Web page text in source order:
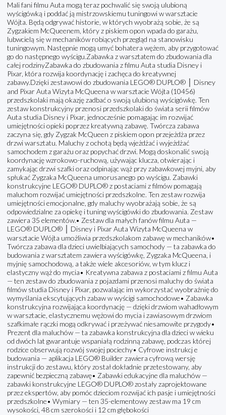
Mali fani filmu Auta mogą teraz pochwalić się swoją ulubioną
wyścigówką i poddać ją mistrzowskiemu tuningowi w warsztacie
Wójta. Będą odgrywać historie, w których wyobrażą sobie, że są
Zygzakiem McQueenem, który z piskiem opon wpada do garażu,
lubwcielą się w mechaników robiących przegląd na stanowisku
tuningowym. Następnie mogą umyć bohatera wężem, aby przygotować
go do następnego wyścigu.Zabawka z warsztatem do zbudowania dla
całej rodzinyZabawka do zbudowania z filmu Auta studia Disney i
Pixar, która rozwija koordynację i zachęca do kreatywnej
zabawy.Dzięki zestawowi do zbudowania LEGO® DUPLO® │ Disney
and Pixar Auta Wizyta McQueena w warsztacie Wójta (10456)
przedszkolaki mają okazję zadbać o swoją ulubioną wyścigówkę. Ten
zestaw konstrukcyjny przenosi przedszkolaki do świata serii filmów
Auta studia Disney i Pixar, jednocześnie pomagając im rozwijać
umiejętności opieki poprzez kreatywną zabawę. Twórcza zabawa
zaczyna się, gdy Zygzak McQueen z piskiem opon przejeżdża przez
drzwi warsztatu. Maluchy z ochotą będą wjeżdżać i wyjeżdżać
samochodem z garażu oraz popychać drzwi. Mogą doskonalić swoją
koordynację wzrokowo-ruchową, używając klucza, otwierając i
zamykając drzwi szafki oraz odpinając wąż przy zabawkowej myjni, aby
spłukać Zygzaka McQueena umorusanego po wyścigu. Zabawki
konstrukcyjne LEGO® DUPLO® z postaciami z filmów pomagają
maluchom rozwijać umiejętności przedszkolne. Ten zestaw rozwija
umiejętności emocjonalne, gdy maluchy wyobrażają sobie, że są
odpowiedzialne za opiekę i tuning wyścigówki do zbudowania. Zestaw
zawiera 35 elementów.• Zestaw dla małych fanów filmu Auta —
LEGO® DUPLO® │ Disney i Pixar Auta Wizyta McQueena w
warsztacie Wójta umożliwia przedszkolakom zabawę w mechaników•
Twórcza zabawa dla dzieci uwielbiających samochody — ta zabawka do
budowania z warsztatem zawiera wyścigówkę, Zygzaka McQueena, i
myjnię samochodową, a także wiele akcesoriów, w tym klucz i
elastyczny wąż do mycia• Kreatywna zabawa z postaciami z filmu Auta
— ten zestaw do zbudowania z pojazdami przenosi maluchy do świata
filmów studia Disney i Pixar, pozwalając im wykorzystać wyobraźnię do
wymyślania ekscytujących zabaw w wyścigi samochodowe• Zabawka
konstrukcyjna rozwijająca koordynację — dzięki drzwiom wahadłowym
w warsztacie, elastycznemu wężowi do mycia i zawiasowym drzwiom
szafkimałe rączki mogą odkrywać i przeżywać niesamowite przygody•
Prezent dla maluchów — ta zabawka konstrukcyjna dla dzieci w wieku
od dwóch lat gwarantuje wspaniałą rodzinną zabawę, podczas której
rodzice obserwują rozwój swojej pociechy• Cyfrowe instrukcj e
budowania — aplikacja LEGO® Builder zawiera cyfrową wersję
instrukcji do zestawu, który został dokładnie przetestowany, aby
zapewnić bezpieczną zabawę• Zabawki edukacyjne dla maluchów —
zabawki konstrukcyjne LEGO® DUPLO® zostały zaprojektowane
przez ekspertów, aby pomóc dzieciom rozwijać ich pasje i umiejętności
przedszkolne• Wymiary — ten 35-elementowy zestaw ma 19 cm
wysokości, 48 cm szerokości i 12 cm głębokości